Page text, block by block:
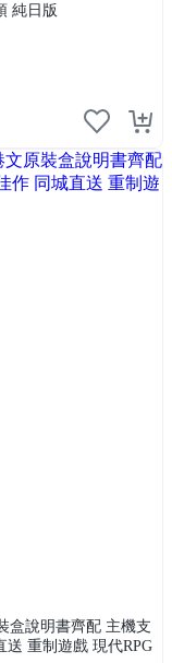
純日版
盒說明書齊配 主機支
重制遊戲 現代RPG